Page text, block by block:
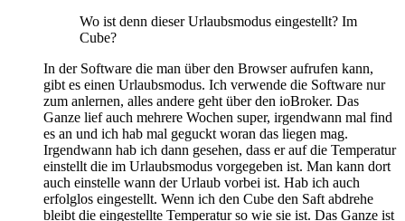
Wo ist denn dieser Urlaubsmodus eingestellt? Im
Cube?
In der Software die man über den Browser aufrufen kann,
gibt es einen Urlaubsmodus. Ich verwende die Software nur
zum anlernen, alles andere geht über den ioBroker. Das
Ganze lief auch mehrere Wochen super, irgendwann mal find
es an und ich hab mal geguckt woran das liegen mag.
Irgendwann hab ich dann gesehen, dass er auf die Temperatur
einstellt die im Urlaubsmodus vorgegeben ist. Man kann dort
auch einstelle wann der Urlaub vorbei ist. Hab ich auch
erfolglos eingestellt. Wenn ich den Cube den Saft abdrehe
bleibt die eingestellte Temperatur so wie sie ist. Das Ganze ist